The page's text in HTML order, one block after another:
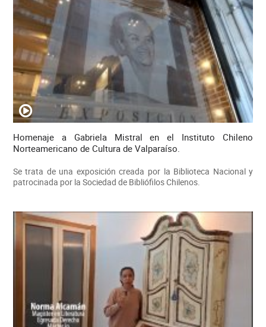
Homenaje a Gabriela Mistral en el Instituto Chileno
Norteamericano de Cultura de Valparaíso.
Se trata de una exposición creada por la Biblioteca Nacional y
patrocinada por la Sociedad de Bibliófilos Chilenos.